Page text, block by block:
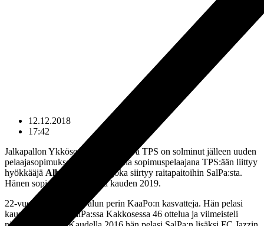
12.12.2018
17:42
Jalkapallon Ykköseen valmistautuva TPS on solminut jälleen uuden
pelaajasopimuksen. Täysin uutena sopimuspelaajana TPS:ään liittyy
hyökkääjä Albijon Muzaci,
joka siirtyy raitapaitoihin SalPa:sta.
Hänen sopimuksensa kattaa kauden 2019.
22-vuotias Muzaci on alun perin KaaPo:n kasvatteja. Hän pelasi
kausina 2014-15 SalPa:ssa Kakkosessa 46 ottelua ja viimeisteli